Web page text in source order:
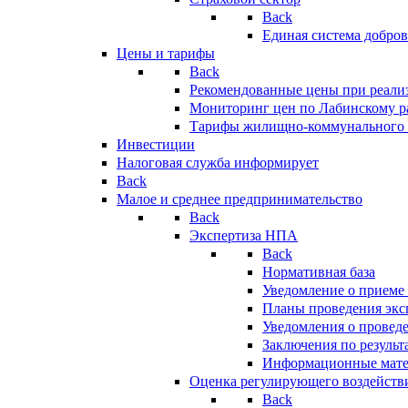
Back
Единая система
Цены и тарифы
Back
Рекомендованные цены при
Мониторинг цен по Лабинскому
Тарифы жилищно-коммунального
Инвестиции
Налоговая служба информирует
Back
Малое и среднее предпринимательство
Back
Экспертиза НПА
Back
Нормативная база
Уведомление о
Планы проведения
Уведомления о
Заключения по
Информационные
Оценка регулирующего
Back